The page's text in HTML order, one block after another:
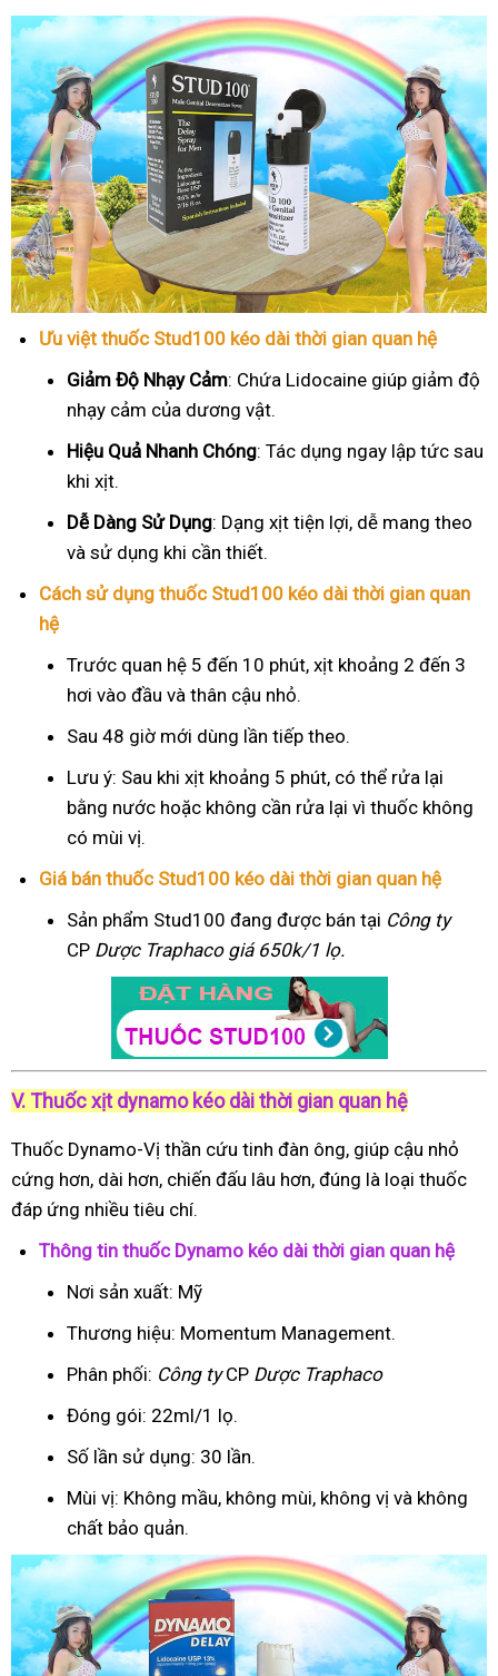
Ưu việt thuốc Stud100 kéo dài thời gian quan hệ
Giảm Độ Nhạy Cảm: Chứa Lidocaine giúp giảm độ
nhạy cảm của dương vật.
Hiệu Quả Nhanh Chóng: Tác dụng ngay lập tức sau
khi xịt.
Dễ Dàng Sử Dụng: Dạng xịt tiện lợi, dễ mang theo
và sử dụng khi cần thiết.
Cách sử dụng thuốc Stud100 kéo dài thời gian quan
hệ
Trước quan hệ 5 đến 10 phút, xịt khoảng 2 đến 3
hơi vào đầu và thân cậu nhỏ.
Sau 48 giờ mới dùng lần tiếp theo.
Lưu ý: Sau khi xịt khoảng 5 phút, có thể rửa lại
bằng nước hoặc không cần rửa lại vì thuốc không
có mùi vị.
Giá bán thuốc Stud100 kéo dài thời gian quan hệ
Sản phẩm Stud100 đang được bán tại Công ty
CP Dược Traphacogiá 650k/1 lọ.
V. Thuốc xịt dynamo kéo dài thời gian quan hệ
Thuốc Dynamo-Vị thần cứu tinh đàn ông, giúp cậu nhỏ
cứng hơn, dài hơn, chiến đấu lâu hơn, đúng là loại thuốc
đáp ứng nhiều tiêu chí.
Thông tin thuốc Dynamo kéo dài thời gian quan hệ
Nơi sản xuất: Mỹ
Thương hiệu: Momentum Management.
Phân phối: Công tyCP Dược Traphaco
Đóng gói: 22ml/1 lọ.
Số lần sử dụng: 30 lần.
Mùi vị: Không mầu, không mùi, không vị và không
chất bảo quản.